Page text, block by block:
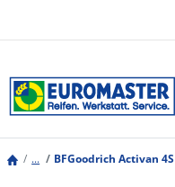
... BFGoodrich Activan 4S